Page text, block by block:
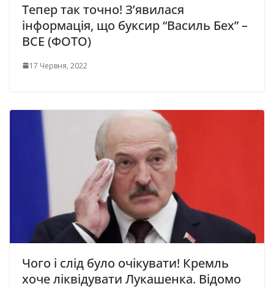
Тепер так точно! З’явилася
інформація, що буксир “Василь Бех” –
ВСЕ (ФОТО)
17 Червня, 2022
Чого і слід було очікувати! Кремль
хоче ліквідувати Лукашенка. Відомо